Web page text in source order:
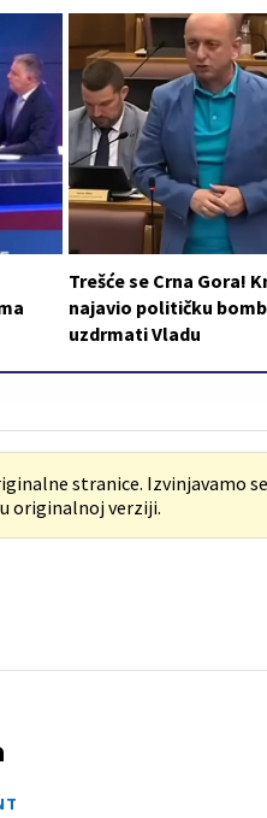
Trešće se Crna Gora!
najavio političku
uzdrmati Vladu
stranice. Izvinjavamo
originalnoj verziji.